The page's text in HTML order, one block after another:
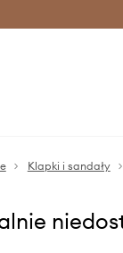
Klapki i sandały